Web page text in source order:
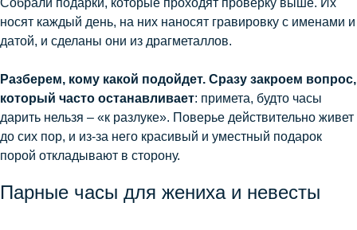
Собрали подарки, которые проходят проверку выше. Их
носят каждый день, на них наносят гравировку с именами и
датой, и сделаны они из драгметаллов.
Разберем, кому какой подойдет. Сразу закроем вопрос,
который часто останавливает: примета, будто часы
дарить нельзя – «к разлуке». Поверье действительно живет
до сих пор, и из-за него красивый и уместный подарок
порой откладывают в сторону.
Парные часы для жениха и невесты